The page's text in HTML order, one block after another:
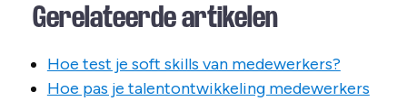
Gerelateerde artikelen
Hoe test je soft skills van medewerkers?
Hoe pas je talentontwikkeling medewerkers